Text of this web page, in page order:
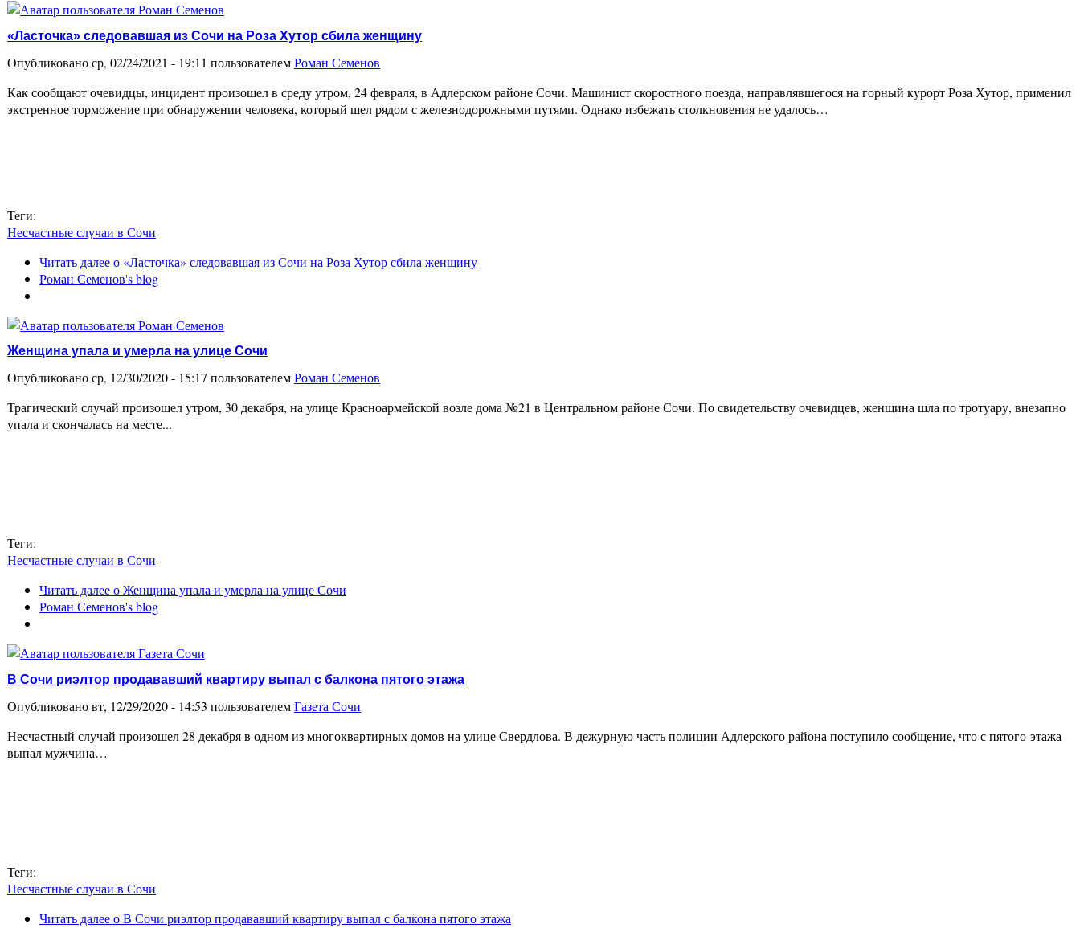
«Ласточка» следовавшая из Сочи на Роза Хутор сбила женщину
Опубликовано ср, 02/24/2021 - 19:11 пользователемРоман Семенов
Как сообщают очевидцы, инцидент произошел в среду утром, 24 февраля, в Адлерском районе Сочи. Машинист скоростного поезда, направлявшегося на горный курорт Роза Хутор, применил
экстренное торможение при обнаружении человека, который шел рядом с железнодорожными путями. Однако избежать столкновения не удалось…
Теги:
Несчастные случаи в Сочи
Читать далеео «Ласточка» следовавшая из Сочи на Роза Хутор сбила женщину
Роман Семенов's blog
Женщина упала и умерла на улице Сочи
Опубликовано ср, 12/30/2020 - 15:17 пользователемРоман Семенов
Трагический случай произошел утром, 30 декабря, на улице Красноармейской возле дома №21 в Центральном районе Сочи. По свидетельству очевидцев, женщина шла по тротуару, внезапно
упала и скончалась на месте...
Теги:
Несчастные случаи в Сочи
Читать далеео Женщина упала и умерла на улице Сочи
Роман Семенов's blog
В Сочи риэлтор продававший квартиру выпал с балкона пятого этажа
Опубликовано вт, 12/29/2020 - 14:53 пользователемГазета Сочи
Несчастный случай произошел 28 декабря в одном из многоквартирных домов на улице Свердлова. В дежурную часть полиции Адлерского района поступило сообщение, что с пятого этажа
выпал мужчина…
Теги:
Несчастные случаи в Сочи
Читать далеео В Сочи риэлтор продававший квартиру выпал с балкона пятого этажа